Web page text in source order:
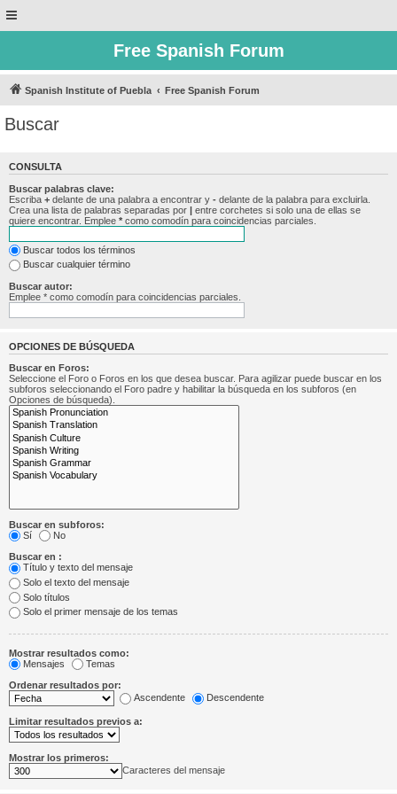
Free Spanish Forum
Spanish Institute of Puebla Free Spanish Forum
Buscar
CONSULTA
Buscar palabras clave:
Escriba + delante de una palabra a encontrar y - delante de la palabra para excluirla.
Crea una lista de palabras separadas por | entre corchetes si solo una de ellas se
quiere encontrar. Emplee * como comodín para coincidencias parciales.
Buscar todos los términos
Buscar cualquier término
Buscar autor:
Emplee * como comodín para coincidencias parciales.
OPCIONES DE BÚSQUEDA
Buscar en Foros:
Seleccione el Foro o Foros en los que desea buscar. Para agilizar puede buscar en los
subforos seleccionando el Foro padre y habilitar la búsqueda en los subforos (en
Opciones de búsqueda).
Buscar en subforos:
Sí
No
Buscar en :
Título y texto del mensaje
Solo el texto del mensaje
Solo títulos
Solo el primer mensaje de los temas
Mostrar resultados como:
Mensajes
Temas
Ordenar resultados por:
Ascendente
Descendente
Limitar resultados previos a:
Mostrar los primeros:
Caracteres del mensaje